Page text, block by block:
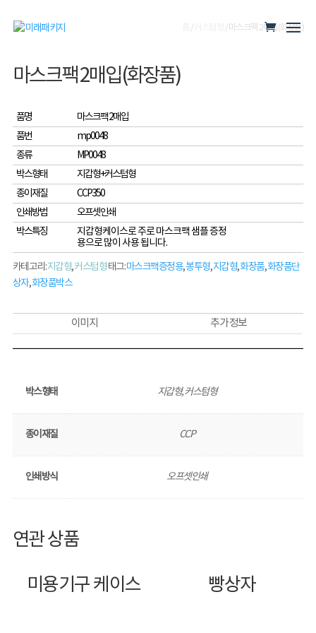
/ / 마스크팩 2매입(화장품)
마스크팩 2매입(화장품)
품명
마스크팩 2매입
품번
mp0048
종류
MP0048
박스형태
지갑형+커스텀형
종이재질
CCP350
인쇄방법
오프셋인쇄
박스특징
지갑형케이스로 주로 마스크팩 샘플 증정
용으로 많이 사용 됩니다.
카테고리:지갑형,커스텀형태그:마스크팩증정용,봉투형,지갑형,화장품,화장품단
상자,화장품박스
이미지 추가 정보
박스형태 지갑형, 커스텀형
종이재질 CCP
인쇄방식 오프셋인쇄
연관 상품
미용기구 케이스 빵상자